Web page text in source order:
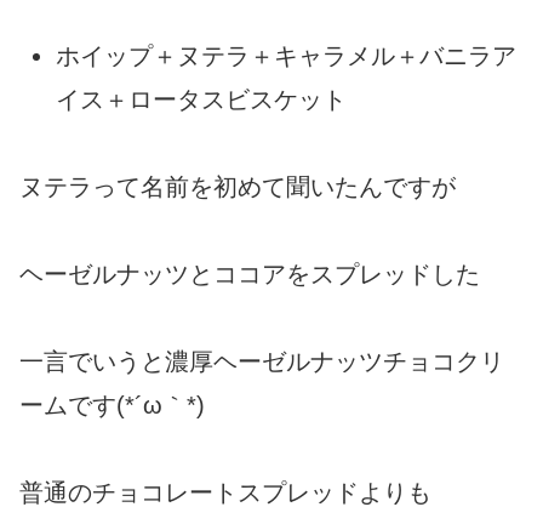
ホイップ＋ヌテラ＋キャラメル＋バニラア
イス＋ロータスビスケット
ヌテラって名前を初めて聞いたんですが
ヘーゼルナッツとココアをスプレッドした
一言でいうと濃厚ヘーゼルナッツチョコクリ
ームです(*´ω｀*)
普通のチョコレートスプレッドよりも